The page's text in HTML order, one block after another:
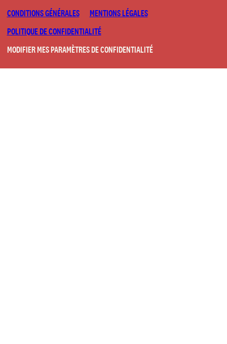
CONDITIONS GÉNÉRALES
MENTIONS LÉGALES
POLITIQUE DE CONFIDENTIALITÉ
MODIFIER MES PARAMÈTRES DE CONFIDENTIALITÉ